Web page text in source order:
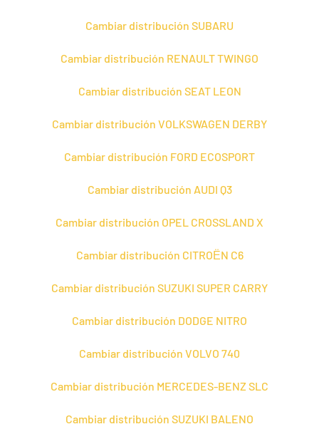
Cambiar distribución SUBARU
Cambiar distribución RENAULT TWINGO
Cambiar distribución SEAT LEON
Cambiar distribución VOLKSWAGEN DERBY
Cambiar distribución FORD ECOSPORT
Cambiar distribución AUDI Q3
Cambiar distribución OPEL CROSSLAND X
Cambiar distribución CITROЁN C6
Cambiar distribución SUZUKI SUPER CARRY
Cambiar distribución DODGE NITRO
Cambiar distribución VOLVO 740
Cambiar distribución MERCEDES-BENZ SLC
Cambiar distribución SUZUKI BALENO